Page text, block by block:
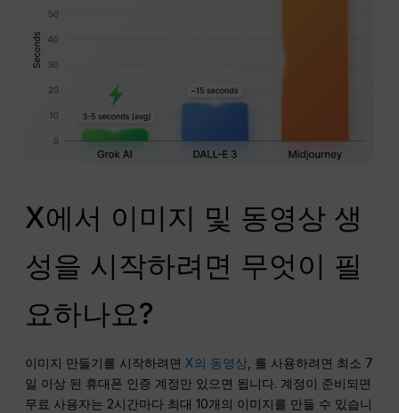
X에서 이미지 및 동영상 생
성을 시작하려면 무엇이 필
요하나요?
이미지 만들기를 시작하려면X의 동영상 , 를 사용하려면 최소 7
일 이상 된 휴대폰 인증 계정만 있으면 됩니다. 계정이 준비되면
무료 사용자는 2시간마다 최대 10개의 이미지를 만들 수 있습니